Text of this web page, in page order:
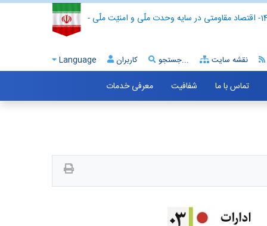
- اقتصاد مقاومتی در سایه وحدت ملّی و امنیّت ملّی -
Language کاربران جستجو... نقشه سایت
تماس با ما شفافیت معرفی خدمات